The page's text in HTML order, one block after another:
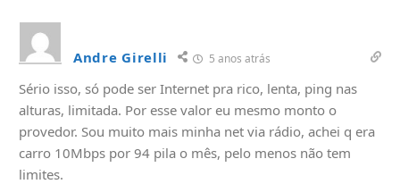
Andre Girelli 5 anos atrás
Sério isso, só pode ser Internet pra rico, lenta, ping nas
alturas, limitada. Por esse valor eu mesmo monto o
provedor. Sou muito mais minha net via rádio, achei q era
carro 10Mbps por 94 pila o mês, pelo menos não tem
limites.